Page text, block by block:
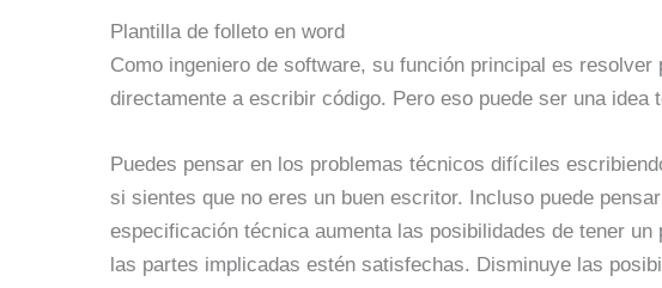
Plantilla de folleto en word
Como ingeniero de software, su función principal es
directamente a escribir código. Pero eso puede ser una idea
Puedes pensar en los problemas técnicos difíciles
si sientes que no eres un buen escritor. Incluso puede
especificación técnica aumenta las posibilidades de tener
las partes implicadas estén satisfechas. Disminuye las